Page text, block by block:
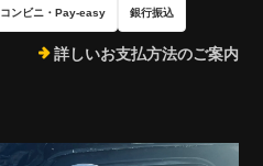
コンビニ・Pay-easy 銀行振込
詳しいお支払方法のご案内